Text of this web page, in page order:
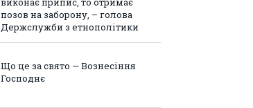
позов на заборону, – голова
Держслужби з етнополітики
Що це за свято — Вознесіння
Господнє